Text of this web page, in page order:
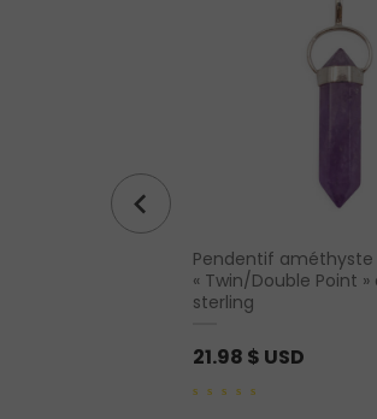
Pendentif améthyste
« Twin/Double Point
sterling
21.98 $ USD